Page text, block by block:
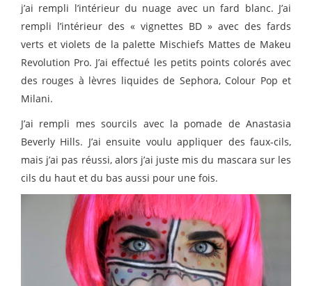
j’ai rempli l’intérieur du nuage avec un fard blanc. J’ai
rempli l’intérieur des « vignettes BD » avec des fards
verts et violets de la palette Mischiefs Mattes de Makeu
Revolution Pro. J’ai effectué les petits points colorés avec
des rouges à lèvres liquides de Sephora, Colour Pop et
Milani.
J’ai rempli mes sourcils avec la pomade de Anastasia
Beverly Hills. J’ai ensuite voulu appliquer des faux-cils,
mais j’ai pas réussi, alors j’ai juste mis du mascara sur les
cils du haut et du bas aussi pour une fois.